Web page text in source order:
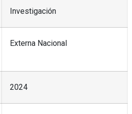
Investigación
Externa Nacional
2024